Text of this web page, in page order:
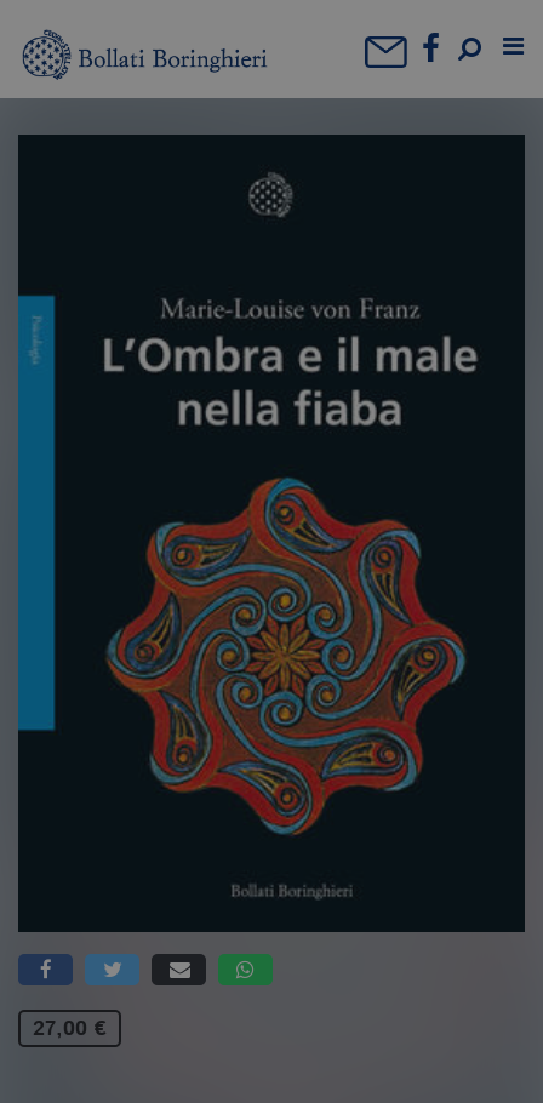
27,00 €